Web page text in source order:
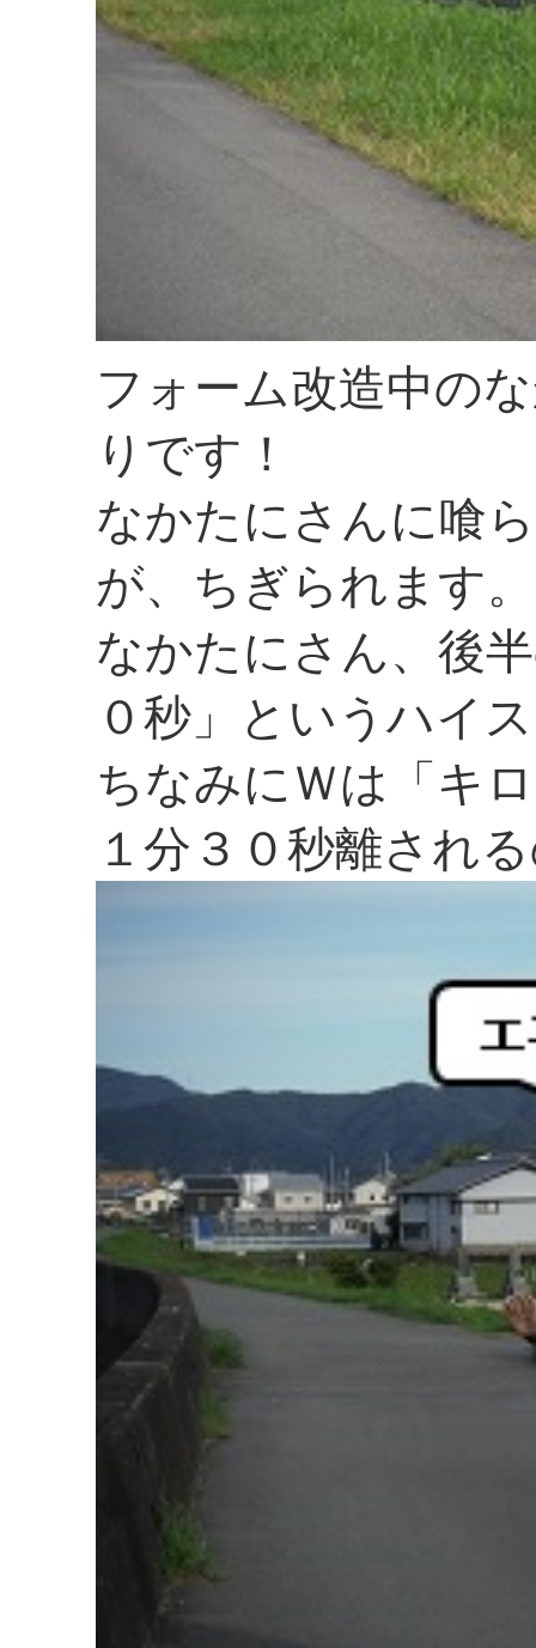
フォーム改造中の
りです！
なかたにさんに喰
が、ちぎられます。
なかたにさん、後
０秒」というハイ
ちなみにＷは「キ
１分３０秒離され